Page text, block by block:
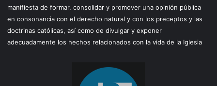
manifiesta de formar, consolidar y promover una opinión pública
en consonancia con el derecho natural y con los preceptos y las
doctrinas católicas, así como de divulgar y exponer
adecuadamente los hechos relacionados con la vida de la Iglesia